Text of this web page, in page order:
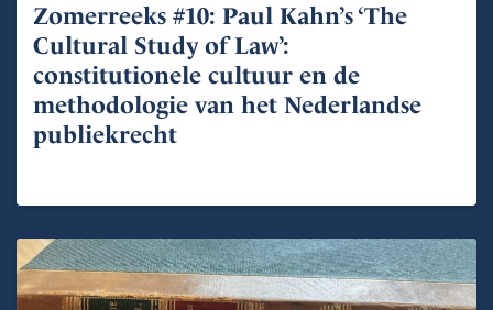
Zomerreeks #10: Paul Kahn’s ‘The
Cultural Study of Law’:
constitutionele cultuur en de
methodologie van het Nederlandse
publiekrecht